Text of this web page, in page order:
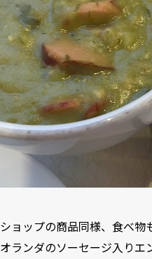
ショップの商品同様、食べ物
オランダのソーセージ入りエ